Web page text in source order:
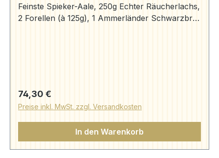
Feinste Spieker-Aale, 250g Echter Räucherlachs,
2 Forellen (à 125g), 1 Ammerländer Schwarzbrot
bruns.de)
Regulärer Preis:
74,30 €
Preise inkl. MwSt. zzgl. Versandkosten
In den Warenkorb